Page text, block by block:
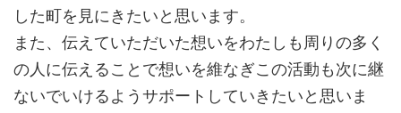
した町を見にきたいと思います。
また、伝えていただいた想いをわたしも周りの多く
の人に伝えることで想いを維なぎこの活動も次に継
ないでいけるようサポートしていきたいと思いま